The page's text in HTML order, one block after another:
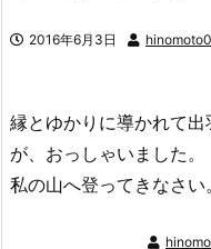
2016年6月3日
縁とゆかりに導かれて
が、おっしゃいました
私の山へ登ってきなさ